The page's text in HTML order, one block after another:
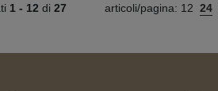
1 - 12 di 27 articoli/pagina: 12 24